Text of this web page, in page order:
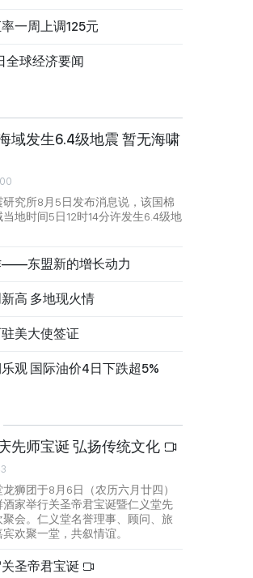
一周上调125元
全球经济要闻
域发生6.4级地震 暂无海啸
究所8月5日发布消息说，该国棉
地时间5日12时14分许发生6.4级地
——东盟新的增长动力
高 多地现火情
美大使签证
观 国际油价4日下跌超5%
先师宝诞 弘扬传统文化
狮团于8月6日（农历六月廿四）
家举行关圣帝君宝诞暨仁义堂先
会。仁义堂名誉理事、顾问、旅
欢聚一堂，共叙情谊。
圣帝君宝诞